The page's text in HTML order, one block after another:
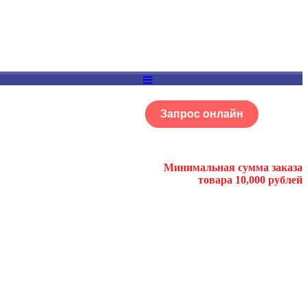
Запрос онлайн
Минимальная сумма заказа
товара 10,000 рублей